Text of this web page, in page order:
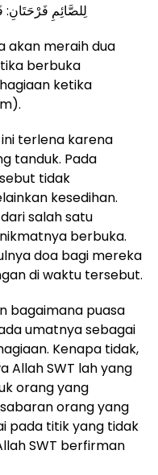
لِلصَّائِمِ
akan meraih dua
berbuka
ketika
terlena karena
tanduk. Pada
tidak
kesedihan.
salah satu
berbuka.
doa bagi mereka
di waktu tersebut.
bagaimana puasa
umatnya sebagai
Kenapa tidak,
Allah SWT lah yang
orang yang
orang yang
pada titik yang tidak
SWT berfirman